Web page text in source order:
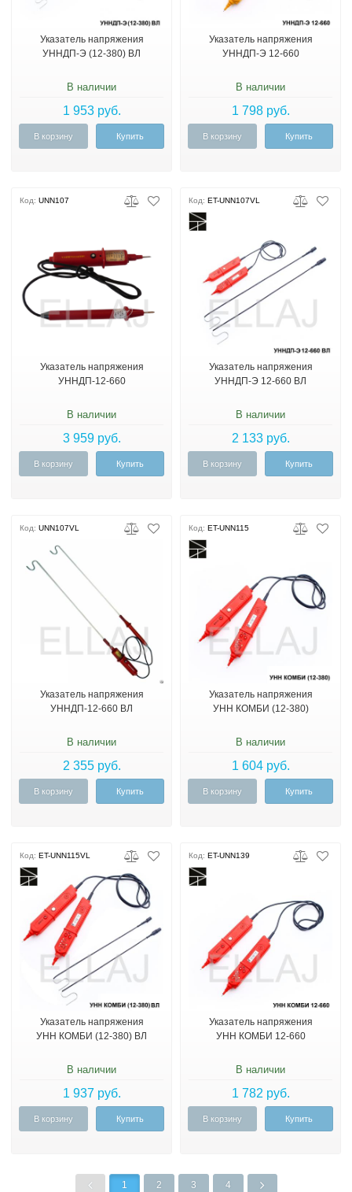
Указатель напряжения
УННДП-Э (12-380) ВЛ
В наличии
1 953 руб.
В корзину Купить
Указатель напряжения
УННДП-Э 12-660
В наличии
1 798 руб.
В корзину Купить
Код: UNN107
Указатель напряжения
УННДП-12-660
В наличии
3 959 руб.
В корзину Купить
Код: ET-UNN107VL
Указатель напряжения
УННДП-Э 12-660 ВЛ
В наличии
2 133 руб.
В корзину Купить
Код: UNN107VL
Указатель напряжения
УННДП-12-660 ВЛ
В наличии
2 355 руб.
В корзину Купить
Код: ET-UNN115
Указатель напряжения
УНН КОМБИ (12-380)
В наличии
1 604 руб.
В корзину Купить
Код: ET-UNN115VL
Указатель напряжения
УНН КОМБИ (12-380) ВЛ
В наличии
1 937 руб.
В корзину Купить
Код: ET-UNN139
Указатель напряжения
УНН КОМБИ 12-660
В наличии
1 782 руб.
В корзину Купить
1 2 3 4